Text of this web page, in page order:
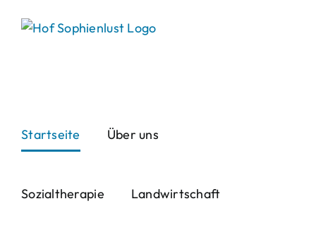
Startseite Über uns
Sozialtherapie Landwirtschaft